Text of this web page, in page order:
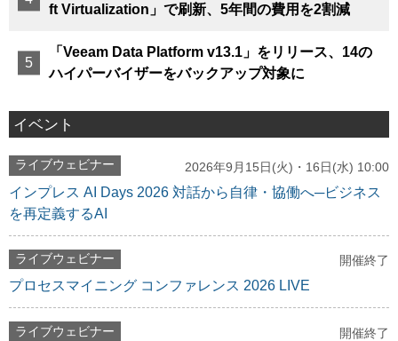
ft Virtualization」で刷新、5年間の費用を2割減
「Veeam Data Platform v13.1」をリリース、14の
ハイパーバイザーをバックアップ対象に
イベント
ライブウェビナー 2026年9月15日(火)・16日(水) 10:00
インプレス AI Days 2026 対話から自律・協働へ─ビジネス
を再定義するAI
ライブウェビナー 開催終了
プロセスマイニング コンファレンス 2026 LIVE
ライブウェビナー 開催終了